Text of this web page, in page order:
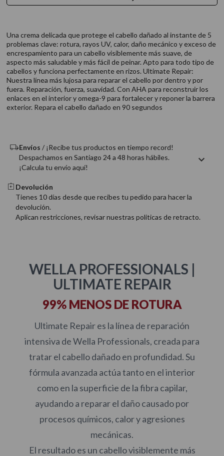
Una crema delicada que protege el cabello dañado al instante de 5
problemas clave: rotura, rayos UV, calor, daño mecánico y exceso de
encrespamiento para un cabello visiblemente más suave, de
aspecto más saludable y más fácil de peinar. Apto para todo tipo de
cabellos y funciona perfectamente en rizos. Ultimate Repair:
Nuestra línea más lujosa para reparar el cabello por dentro y por
fuera. Reparación, fuerza, suavidad. Con AHA para reconstruir los
enlaces en el interior y omega-9 para fortalecer y reponer la barrera
exterior. Repara el cabello dañado en 90 segundos
Envíos / ¡Recibe tus productos en tiempo record!
Despachamos en Santiago 24 a 48 horas hábiles.
¡Calcula tu envío aquí!
Devolución
Tienes 10 días desde que recibes tu pedido para hacer la
devolución.
Aplican restricciones, revisar nuestras politicas de retracto.
WELLA PROFESSIONALS |
ULTIMATE REPAIR
99% MENOS DE ROTURA
Ultimate Repair es la línea de reparación
intensiva de Wella Professionals, creada para
tratar el cabello dañado en profundidad. Su
fórmula avanzada actúa tanto en el interior
como en la superficie de la fibra capilar,
ayudando a reparar el daño causado por
procesos químicos, calor y agresiones
mecánicas.
El resultado es un cabello visiblemente más